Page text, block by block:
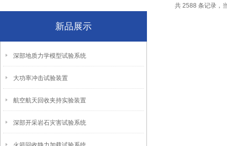
新品展示
深部地质力学模型试验系统
大功率冲击试验装置
航空航天回收夹持实验装置
深部开采岩石灾害试验系统
共 2588 条记录，